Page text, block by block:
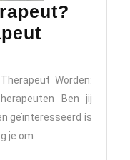
Worden:
Ben jij
geïnteresseerd is
je om